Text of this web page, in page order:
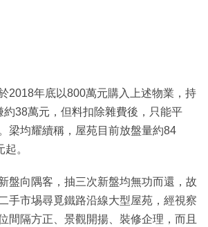
2018年底以800萬元購入上述物業，持
約38萬元，但料扣除雜費後，只能平
梁均耀續稱，屋苑目前放盤量約84
。
盤向隅客，抽三次新盤均無功而還，故
手市埸尋覓鐵路沿線大型屋苑，經視察
間隔方正、景觀開揚、裝修企理，而且